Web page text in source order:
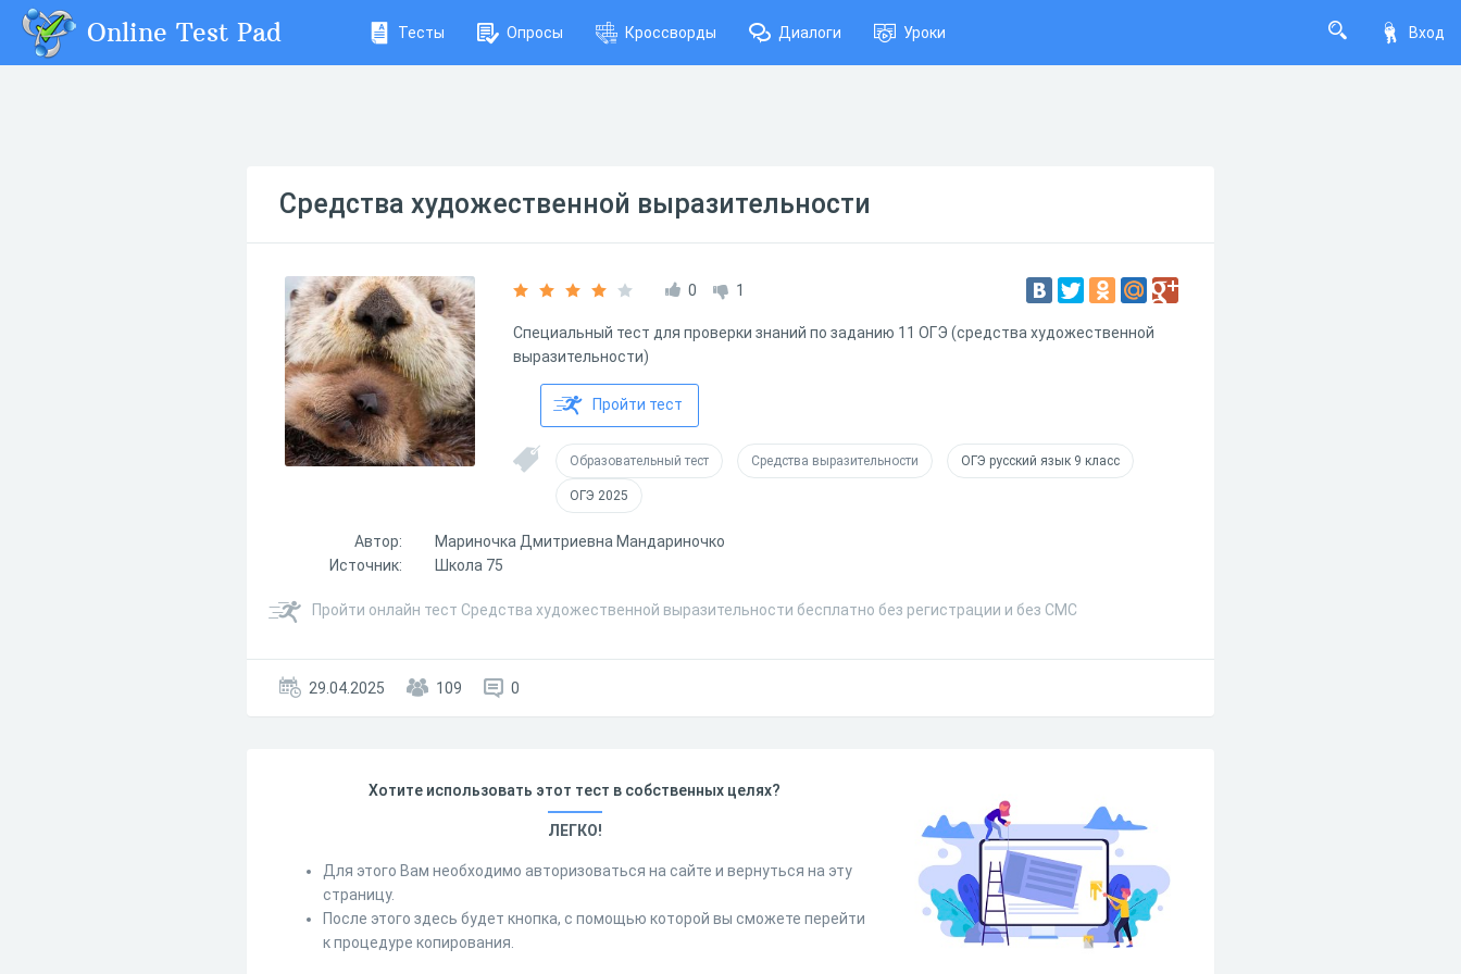
Вход
Online Test Pad Тесты Опросы Кроссворды Диалоги Уроки
Средства художественной выразительности
0 1
Специальный тест для проверки знаний по заданию 11 ОГЭ (средства художественной
выразительности)
Пройти тест
Образовательный тест Средства выразительности ОГЭ русский язык 9 класс
ОГЭ 2025
Автор:
Мариночка Дмитриевна Мандариночко
Источник:
Школа 75
Пройти онлайн тест Средства художественной выразительности бесплатно без регистрации и без СМС
29.04.2025 109 0
Хотите использовать этот тест в собственных целях?
ЛЕГКО!
Для этого Вам необходимо авторизоваться на сайте и вернуться на эту
страницу.
После этого здесь будет кнопка, с помощью которой вы сможете перейти
к процедуре копирования.